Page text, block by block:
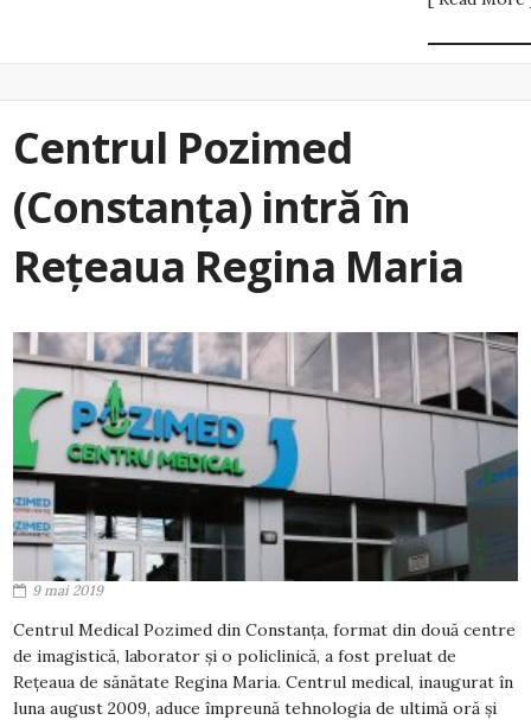
Centrul Pozimed
(Constanța) intră în
Rețeaua Regina Maria
9 mai 2019
Centrul Medical Pozimed din Constanța, format din două centre
de imagistică, laborator și o policlinică, a fost preluat de
Rețeaua de sănătate Regina Maria. Centrul medical, inaugurat în
luna august 2009, aduce împreună tehnologia de ultimă oră și